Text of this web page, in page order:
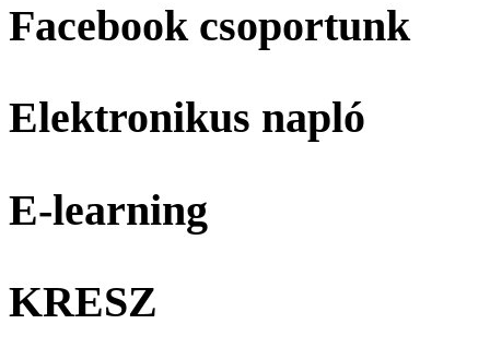
Facebook csoportunk
Elektronikus napló
E-learning
KRESZ